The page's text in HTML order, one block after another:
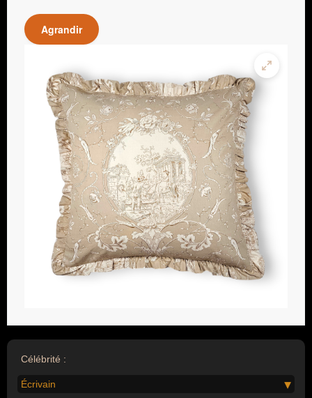
Agrandir
Célébrité :
Écrivain